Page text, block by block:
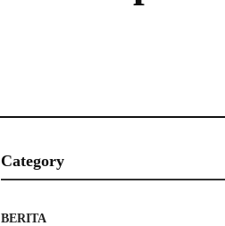
Category
BERITA